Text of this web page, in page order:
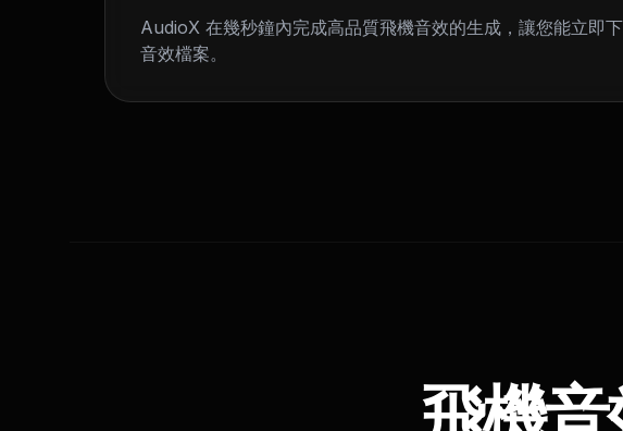
AudioX 在幾秒鐘內完成高品質飛機音效的生成，讓您能立即
音效檔案。
飛機